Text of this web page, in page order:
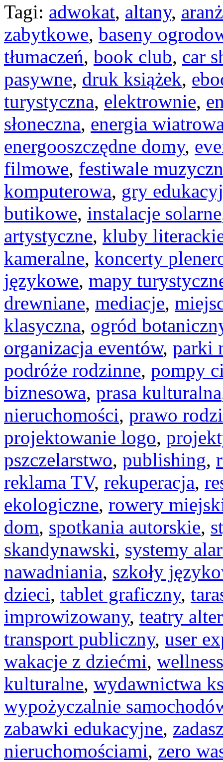
Tagi: adwokat, altany,
zabytkowe, baseny
tłumaczeń, book club, car
pasywne, druk książek,
turystyczna, elektrownie,
słoneczna, energia
energooszczędne domy,
filmowe, festiwale
komputerowa, gry
butikowe, instalacje solarne
artystyczne, kluby
kameralne, koncerty
językowe, mapy
drewniane, mediacje,
klasyczna, ogród
organizacja eventów, parki
podróże rodzinne, pompy
biznesowa, prasa kulturalna
nieruchomości, prawo
projektowanie logo,
pszczelarstwo, publishing,
reklama TV, rekuperacja,
ekologiczne, rowery
dom, spotkania autorskie,
skandynawski, systemy
nawadniania, szkoły
dzieci, tablet graficzny,
improwizowany, teatry
transport publiczny, user
wakacje z dziećmi,
kulturalne, wydawnictwa
wypożyczalnie
zabawki edukacyjne,
nieruchomościami, zero